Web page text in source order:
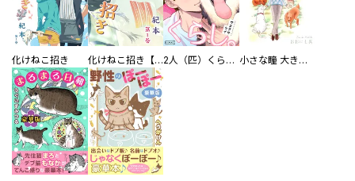
化けねこ招き 化けねこ招き【描きおろし付合冊版】 2人（匹）くらし。 小さな瞳 大きな鼓動